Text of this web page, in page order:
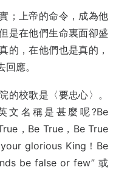
；上帝的命令，成為他
是在他們生命裏面卻盛
的，在他們也是真的，
應。
的校歌是〈要忠心〉。
文名稱是甚麼呢?Be
，Be True，Be True
glorious King！Be
be false or few” 或